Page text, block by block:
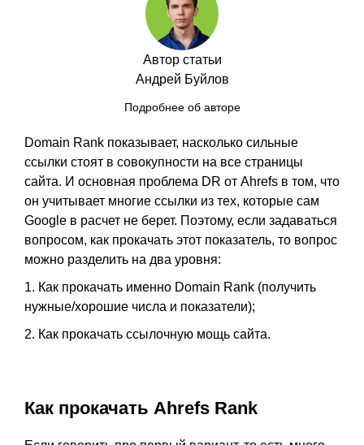
Автор статьи
Андрей Буйлов
Подробнее об авторе
Domain Rank показывает, насколько сильные
ссылки стоят в совокупности на все страницы
сайта. И основная проблема DR от Ahrefs в том, что
он учитывает многие ссылки из тех, которые сам
Google в расчет не берет. Поэтому, если задаваться
вопросом, как прокачать этот показатель, то вопрос
можно разделить на два уровня:
1. Как прокачать именно Domain Rank (получить
нужные/хорошие числа и показатели);
2. Как прокачать ссылочную мощь сайта.
Как прокачать Ahrefs Rank